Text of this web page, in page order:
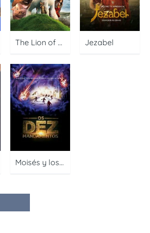
The Lion of Judah Jezabel
Moisés y los Diez Mandamientos